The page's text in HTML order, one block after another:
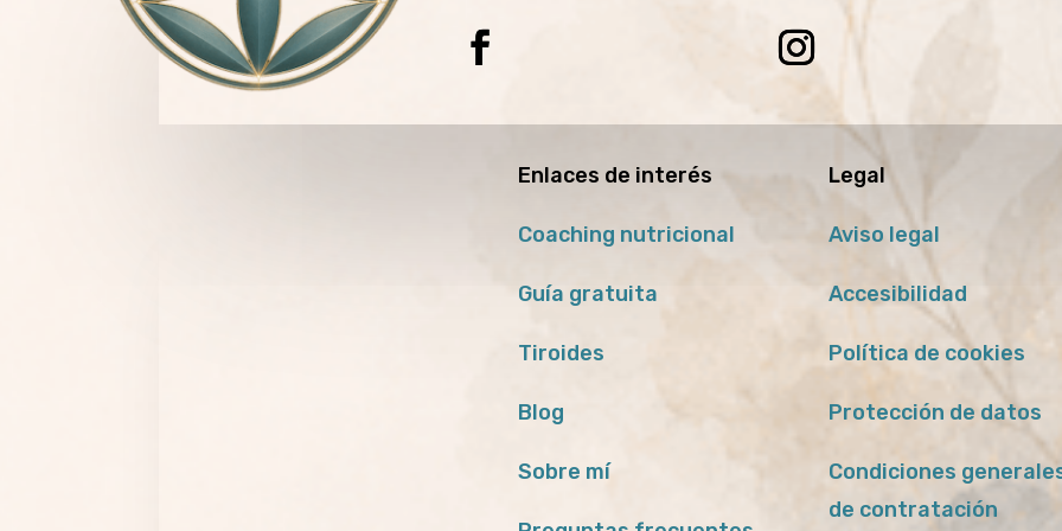
Enlaces de interés
Coaching nutricional
Guía gratuita
Tiroides
Blog
Sobre mí
Legal
Aviso legal
Accesibilidad
Política de cookies
Protección de datos
Condiciones
de contratación